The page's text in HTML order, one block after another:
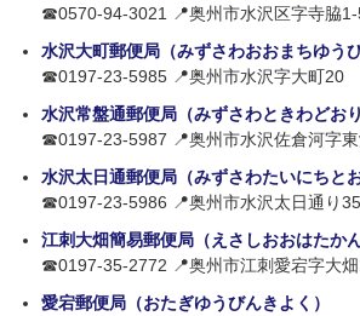
☎0570-94-3021 📍奥州市水沢区字寺脇
水沢大町郵便局（みずさわおおまちゆう
☎0197-23-5985 📍奥州市水沢字大町20
水沢常盤通郵便局（みずさわときわどお
☎0197-23-5987 📍奥州市水沢佐倉河字
水沢太日通郵便局（みずさわたいにちと
☎0197-23-5986 📍奥州市水沢太日通り
江刺大畑簡易郵便局（えさしおおはたか
☎0197-35-2772 📍奥州市江刺愛宕字大
愛宕郵便局（おたぎゆうびんきよく）